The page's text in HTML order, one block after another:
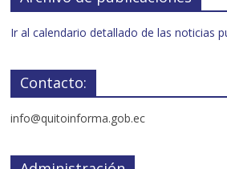
Ir al calendario detallado de las noticias
Contacto:
info@quitoinforma.gob.ec